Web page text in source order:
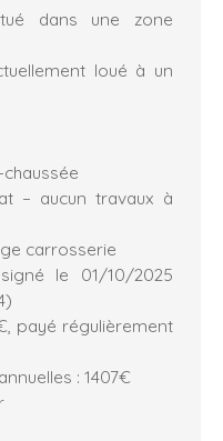
dans une zone
loué à un
– aucun travaux à
carrosserie
le 01/10/2025
payé régulièrement
: 1407€